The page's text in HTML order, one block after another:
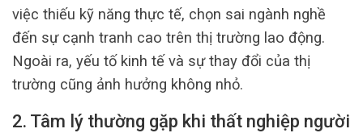
việc thiếu kỹ năng thực tế, chọn sai ngành nghề
đến sự cạnh tranh cao trên thị trường lao động.
Ngoài ra, yếu tố kinh tế và sự thay đổi của thị
trường cũng ảnh hưởng không nhỏ.
2. Tâm lý thường gặp khi thất nghiệp người